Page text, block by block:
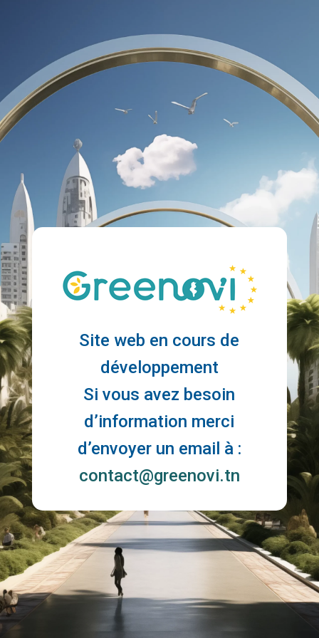
Site web en cours de
développement
Si vous avez besoin
d’information merci
d’envoyer un email à :
contact@greenovi.tn